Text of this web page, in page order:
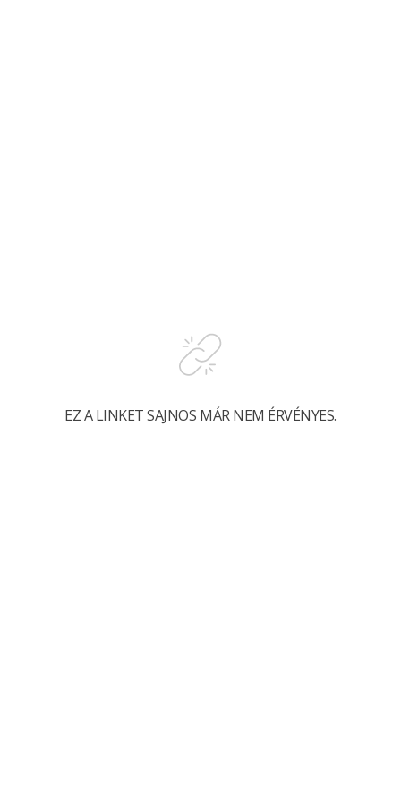
EZ A LINKET SAJNOS MÁR NEM ÉRVÉNYES.